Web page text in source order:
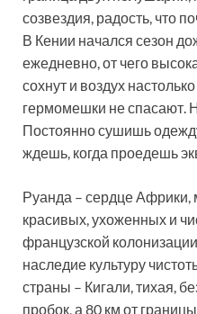
созвездия, радость, что
В Кении начался сезон
ежедневно, от чего
сохнут и воздух
гермомешки не спасают.
Постоянно сушишь
ждешь, когда проедешь
Руанда – сердце Африки,
красивых, ухоженных и
французской
наследие культуру
страны – Кигали, тихая,
пробок, а 80 км от